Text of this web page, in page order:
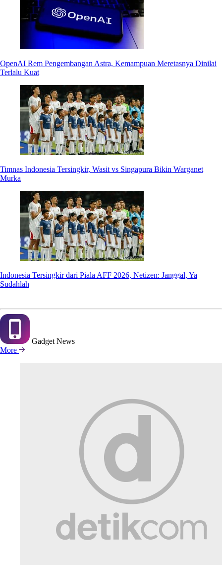
OpenAI Rem Pengembangan Astra, Kemampuan Meretasnya Dinilai
Terlalu Kuat
Timnas Indonesia Tersingkir, Wasit vs Singapura Bikin Warganet
Murka
Indonesia Tersingkir dari Piala AFF 2026, Netizen: Janggal, Ya
Sudahlah
Gadget News
More